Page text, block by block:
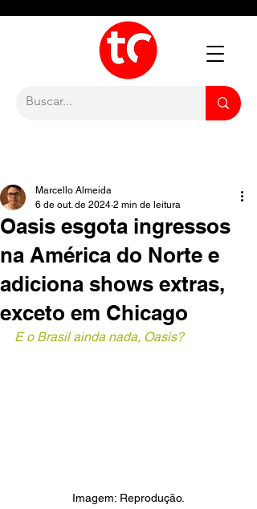
Oasis esgota ingressos
na América do Norte e
adiciona shows extras,
exceto em Chicago
Marcello Almeida
6 de out. de 2024 2 min de leitura
E o Brasil ainda nada, Oasis?
Imagem: Reprodução.